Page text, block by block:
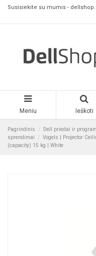
Susisiekite su mumis -
Meniu Ieškoti
Pagrindinis Dell priedai ir
sprendimai
Vogels | Projector
(capacity) 15 kg | White